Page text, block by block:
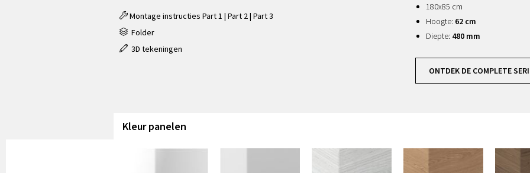
Montage instructies Part 1 | Part 2 | Part 3
Folder
3D tekeningen
180x85 cm
Hoogte: 62 cm
Diepte: 480 mm
ONTDEK DE COMPLETE
Kleur panelen